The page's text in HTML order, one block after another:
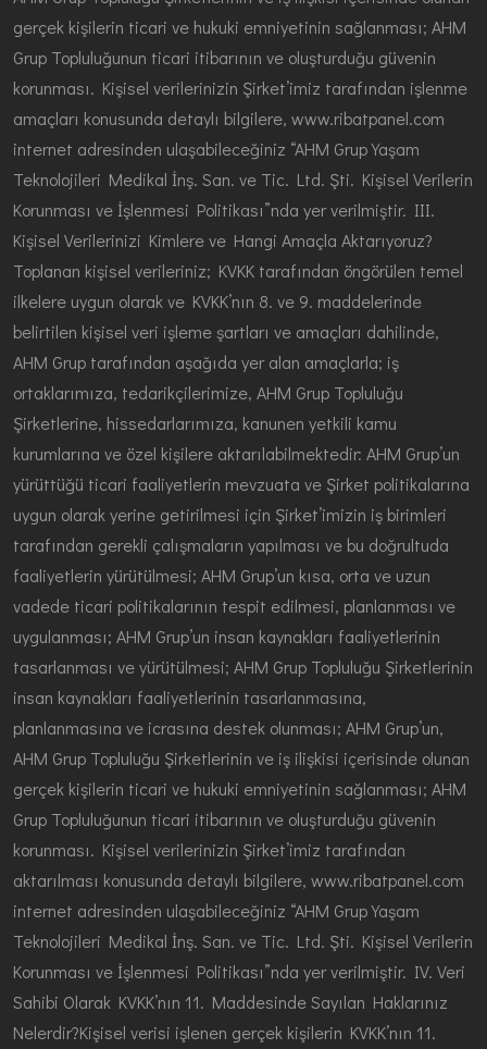
gerçek kişilerin ticari ve hukuki emniyetinin sağlanması; AHM
Grup Topluluğunun ticari itibarının ve oluşturduğu güvenin
korunması. Kişisel verilerinizin Şirket’imiz tarafından işlenme
amaçları konusunda detaylı bilgilere, www.ribatpanel.com
internet adresinden ulaşabileceğiniz “AHM Grup Yaşam
Teknolojileri Medikal İnş. San. ve Tic. Ltd. Şti. Kişisel Verilerin
Korunması ve İşlenmesi Politikası”nda yer verilmiştir. III.
Kişisel Verilerinizi Kimlere ve Hangi Amaçla Aktarıyoruz?
Toplanan kişisel verileriniz; KVKK tarafından öngörülen temel
ilkelere uygun olarak ve KVKK’nın 8. ve 9. maddelerinde
belirtilen kişisel veri işleme şartları ve amaçları dahilinde,
AHM Grup tarafından aşağıda yer alan amaçlarla; iş
ortaklarımıza, tedarikçilerimize, AHM Grup Topluluğu
Şirketlerine, hissedarlarımıza, kanunen yetkili kamu
kurumlarına ve özel kişilere aktarılabilmektedir: AHM Grup’un
yürüttüğü ticari faaliyetlerin mevzuata ve Şirket politikalarına
uygun olarak yerine getirilmesi için Şirket’imizin iş birimleri
tarafından gerekli çalışmaların yapılması ve bu doğrultuda
faaliyetlerin yürütülmesi; AHM Grup’un kısa, orta ve uzun
vadede ticari politikalarının tespit edilmesi, planlanması ve
uygulanması; AHM Grup’un insan kaynakları faaliyetlerinin
tasarlanması ve yürütülmesi; AHM Grup Topluluğu Şirketlerinin
insan kaynakları faaliyetlerinin tasarlanmasına,
planlanmasına ve icrasına destek olunması; AHM Grup’un,
AHM Grup Topluluğu Şirketlerinin ve iş ilişkisi içerisinde olunan
gerçek kişilerin ticari ve hukuki emniyetinin sağlanması; AHM
Grup Topluluğunun ticari itibarının ve oluşturduğu güvenin
korunması. Kişisel verilerinizin Şirket’imiz tarafından
aktarılması konusunda detaylı bilgilere, www.ribatpanel.com
internet adresinden ulaşabileceğiniz “AHM Grup Yaşam
Teknolojileri Medikal İnş. San. ve Tic. Ltd. Şti. Kişisel Verilerin
Korunması ve İşlenmesi Politikası”nda yer verilmiştir. IV. Veri
Sahibi Olarak KVKK’nın 11. Maddesinde Sayılan Haklarınız
Nelerdir?Kişisel verisi işlenen gerçek kişilerin KVKK’nın 11.